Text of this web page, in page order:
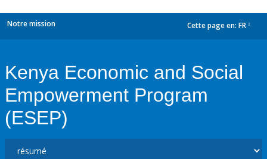
Notre mission Cette page en: FR
Kenya Economic and Social
Empowerment Program
(ESEP)